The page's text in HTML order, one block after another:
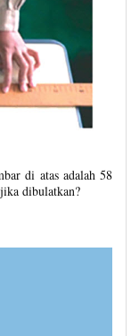
di atas adalah 58
dibulatkan?